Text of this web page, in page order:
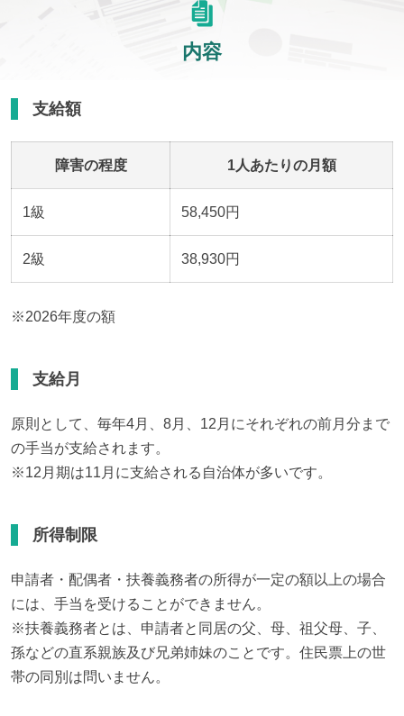
内容
支給額
障害の程度 1人あたりの月額
1級 58,450円
2級 38,930円
※2026年度の額
支給月
原則として、毎年4月、8月、12月にそれぞれの前月分まで
の手当が支給されます。
※12月期は11月に支給される自治体が多いです。
所得制限
申請者・配偶者・扶養義務者の所得が一定の額以上の場合
には、手当を受けることができません。
※扶養義務者とは、申請者と同居の父、母、祖父母、子、
孫などの直系親族及び兄弟姉妹のことです。住民票上の世
帯の同別は問いません。